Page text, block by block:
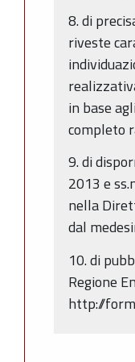
8. di
riveste
in base
completo
9. di
2013 e
nella
dal
10. di
Regione
http://